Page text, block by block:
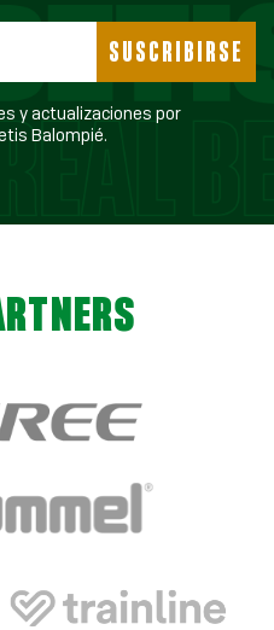
SUSCRIBIRSE
y actualizaciones por
del Real Betis Balompié.